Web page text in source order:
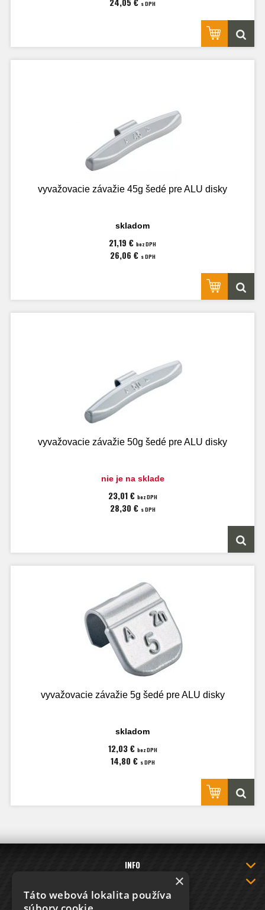
s DPH
vyvažovacie závažie 45g šedé pre ALU disky
skladom
21,19 € bez DPH
26,06 € s DPH
vyvažovacie závažie 50g šedé pre ALU disky
nie je na sklade
23,01 € bez DPH
28,30 € s DPH
vyvažovacie závažie 5g šedé pre ALU disky
skladom
12,03 € bez DPH
14,80 € s DPH
INFO
INFORMÁCIE O NAKUPOVANÍ
KONTAKT
×
Táto webová lokalita používa